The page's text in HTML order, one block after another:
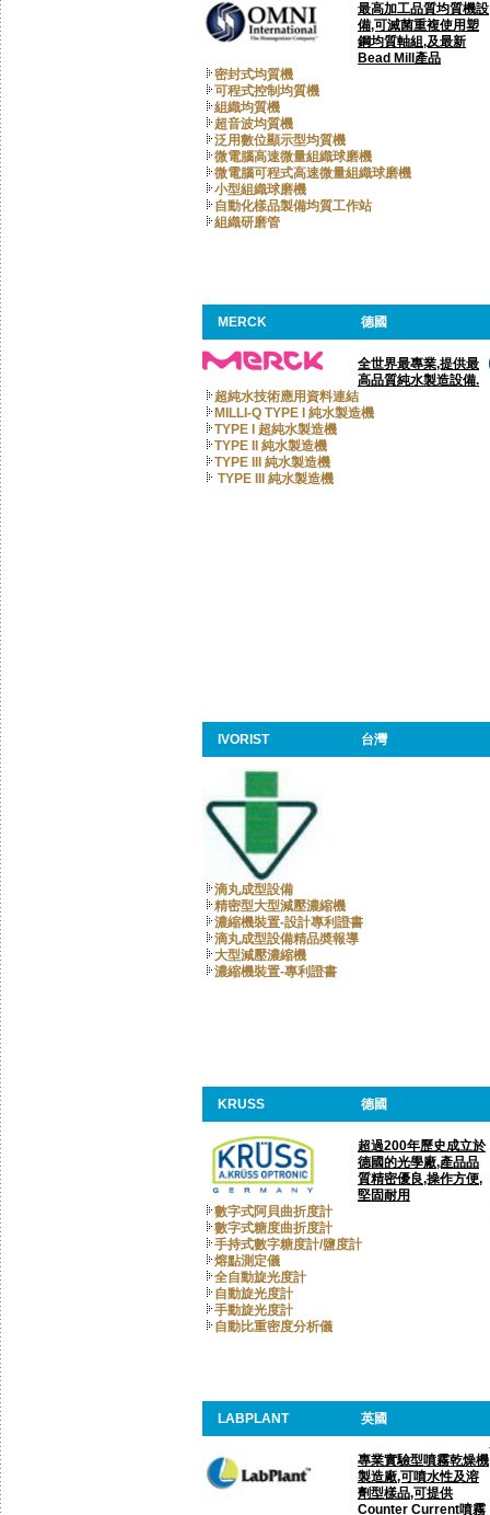
最高加工品質均質機設
備,可滅菌重複使用塑
鋼均質軸組,及最新
Bead Mill產品
密封式均質機
可程式控制均質機
組織均質機
超音波均質機
泛用數位顯示型均質機
微電腦高速微量組織球磨機
微電腦可程式高速微量組織球磨機
小型組織球磨機
自動化樣品製備均質工作站
組織研磨管
MERCK 德國
全世界最專業,提供最
高品質純水製造設備.
超純水技術應用資料連結
MILLI-Q TYPE I 純水製造機
TYPE I 超純水製造機
TYPE II 純水製造機
TYPE III 純水製造機
TYPE III 純水製造機
IVORIST 台灣
滴丸成型設備
精密型大型減壓濃縮機
濃縮機裝置-設計專利證書
滴丸成型設備精品奬報導
大型減壓濃縮機
濃縮機裝置-專利證書
KRUSS 德國
超過200年歷史成立於
德國的光學廠,產品品
質精密優良,操作方便,
堅固耐用
數字式阿貝曲折度計
數字式糖度曲折度計
手持式數字糖度計/鹽度計
熔點測定儀
全自動旋光度計
自動旋光度計
手動旋光度計
自動比重密度分析儀
LABPLANT 英國
專業實驗型噴霧乾燥機
製造廠,可噴水性及溶
劑型樣品,可提供
Counter Current噴霧